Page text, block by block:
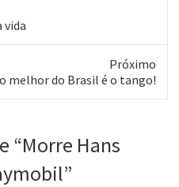
vida
Próximo
melhor do Brasil é o tango!
“Morre Hans
”